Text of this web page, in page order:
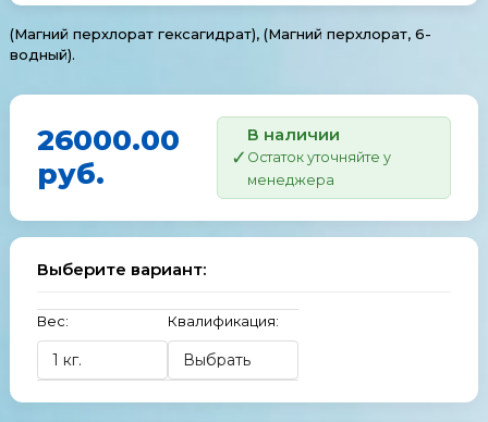
(Магний перхлорат гексагидрат), (Магний перхлорат, 6-
водный).
26000.00
руб.
В наличии
Остаток уточняйте у
менеджера
Выберите вариант:
Вес: Квалификация: